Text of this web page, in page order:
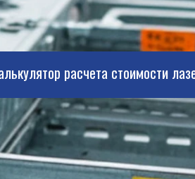
расчета стоимости